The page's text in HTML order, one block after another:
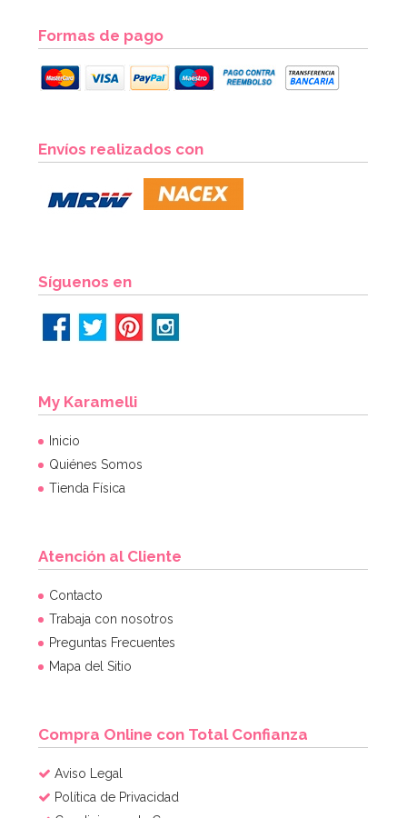
Formas de pago
Envíos realizados con
Síguenos en
My Karamelli
Inicio
Quiénes Somos
Tienda Física
Atención al Cliente
Contacto
Trabaja con nosotros
Preguntas Frecuentes
Mapa del Sitio
Compra Online con Total Confianza
Aviso Legal
Política de Privacidad